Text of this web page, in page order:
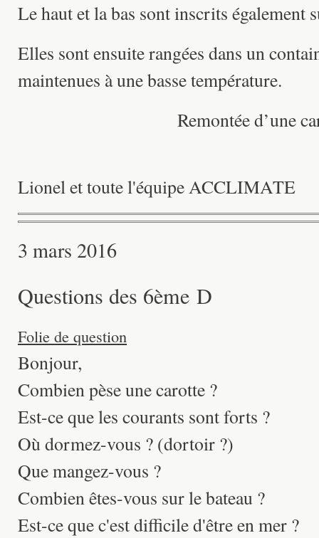
Le haut et la bas sont inscrits également
Elles sont ensuite rangées dans un
maintenues à une basse température.
Remontée d’une
Lionel et toute l'équipe ACCLIMATE
3 mars 2016
Questions des 6ème D
Folie de question
Bonjour,
Combien pèse une carotte ?
Est-ce que les courants sont forts ?
Où dormez-vous ? (dortoir ?)
Que mangez-vous ?
Combien êtes-vous sur le bateau ?
Est-ce que c'est difficile d'être en mer ?